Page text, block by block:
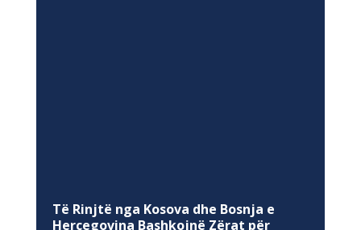
Të Rinjtë nga Kosova dhe Bosnja e
Hercegovina Bashkojnë Zërat për